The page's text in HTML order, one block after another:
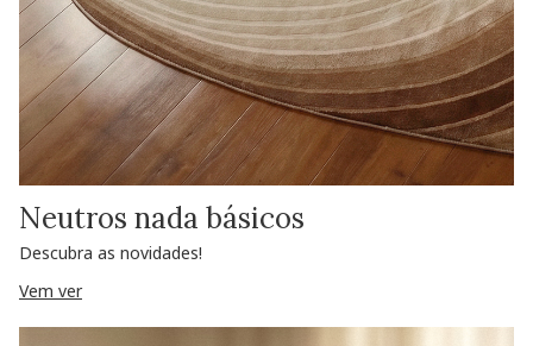
Neutros nada básicos
Descubra as novidades!
Vem ver